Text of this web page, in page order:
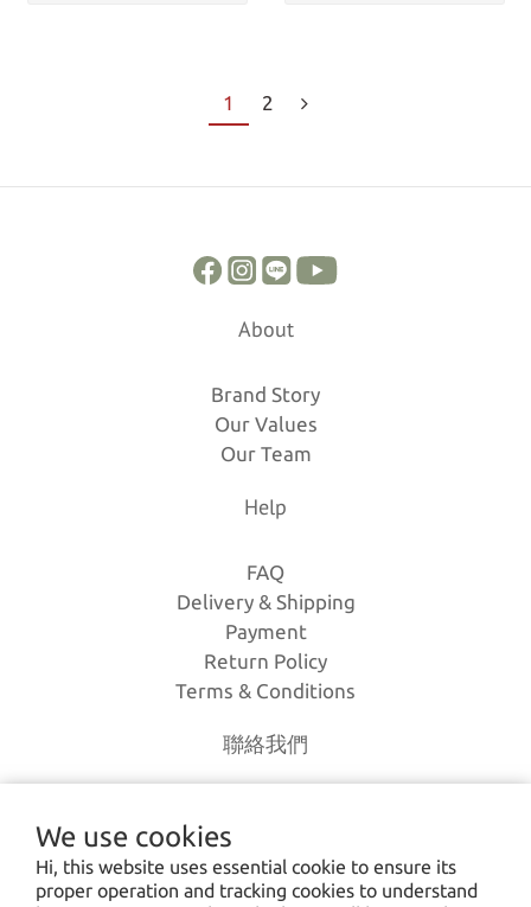
We use cookies
Hi, this website uses essential cookie to ensure its
proper operation and tracking cookies to understand
1 2
About
Brand Story
Our Values
Our Team
Help
FAQ
Delivery & Shipping
Payment
Return Policy
Terms & Conditions
聯絡我們
時間｜13:00 - 20:00
信箱｜loverlien@gmail.com
地址｜桃園市八德區和平路1168巷7號